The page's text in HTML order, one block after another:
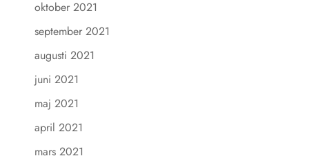
oktober 2021
september 2021
augusti 2021
juni 2021
maj 2021
april 2021
mars 2021